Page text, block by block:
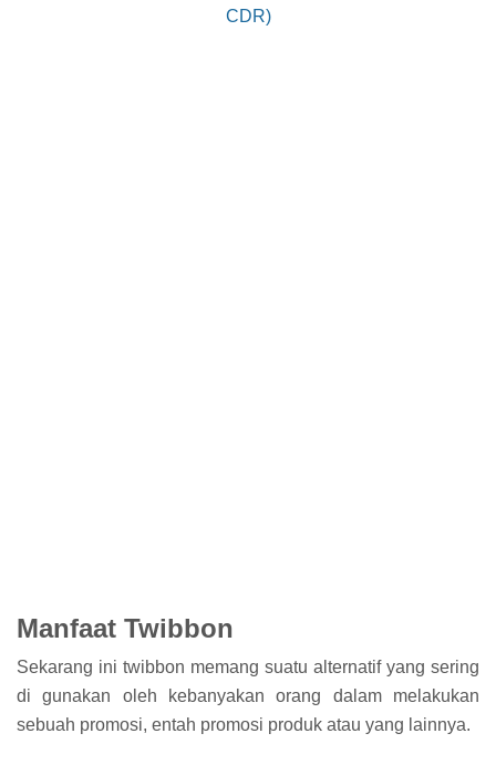
CDR)
Manfaat Twibbon
Sekarang ini twibbon memang suatu alternatif yang sering
di gunakan oleh kebanyakan orang dalam melakukan
sebuah promosi, entah promosi produk atau yang lainnya.